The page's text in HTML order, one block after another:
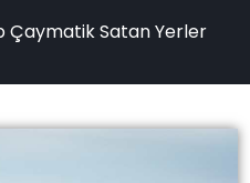
Çaymatik Satan Yerler